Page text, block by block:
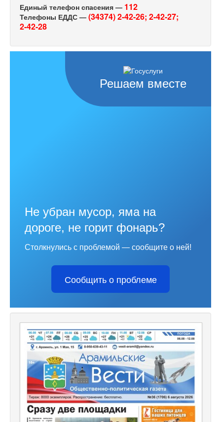
Единый телефон спасения — 112
Телефоны ЕДДС — (34374) 2-42-26; 2-42-27;
2-42-28
Решаем вместе
Не убран мусор, яма на
дороге, не горит фонарь?
Столкнулись с проблемой — сообщите о ней!
Сообщить о проблеме